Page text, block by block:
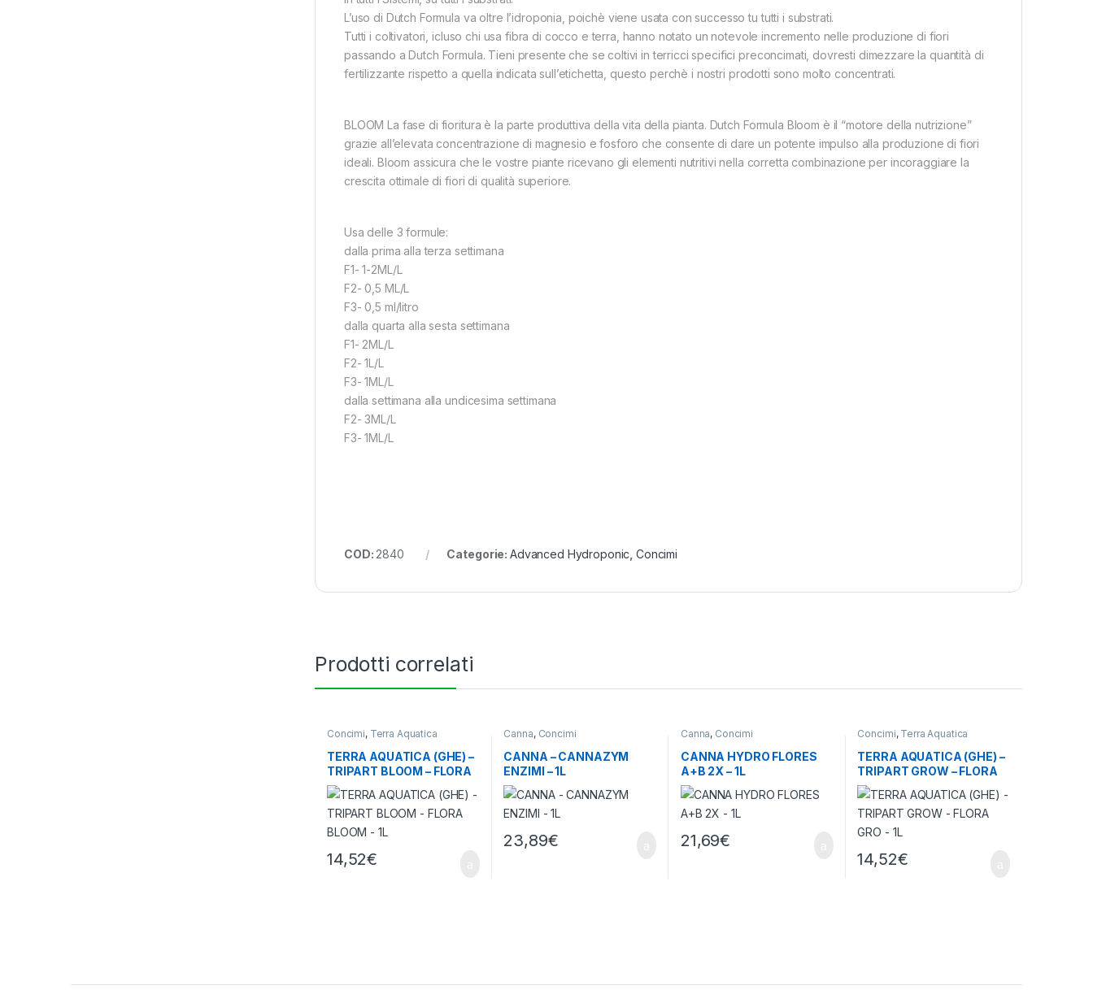
L’uso di Dutch Formula va oltre l’idroponia, poichè viene usata con successo tu tutti i substrati.
Tutti i coltivatori, icluso chi usa fibra di cocco e terra, hanno notato un notevole incremento nelle produzione di fiori
passando a Dutch Formula. Tieni presente che se coltivi in terricci specifici preconcimati, dovresti dimezzare la quantità di
fertilizzante rispetto a quella indicata sull’etichetta, questo perchè i nostri prodotti sono molto concentrati.
BLOOM La fase di fioritura è la parte produttiva della vita della pianta. Dutch Formula Bloom è il “motore della nutrizione”
grazie all’elevata concentrazione di magnesio e fosforo che consente di dare un potente impulso alla produzione di fiori
ideali. Bloom assicura che le vostre piante ricevano gli elementi nutritivi nella corretta combinazione per incoraggiare la
crescita ottimale di fiori di qualità superiore.
Usa delle 3 formule:
dalla prima alla terza settimana
F1- 1-2ML/L
F2- 0,5 ML/L
F3- 0,5 ml/litro
dalla quarta alla sesta settimana
F1- 2ML/L
F2- 1L/L
F3- 1ML/L
dalla settimana alla undicesima settimana
F2- 3ML/L
F3- 1ML/L
COD: 2840 Categorie: Advanced Hydroponic ,Concimi
Prodotti correlati
Concimi, Terra Aquatica
TERRA AQUATICA (GHE) –
TRIPART BLOOM – FLORA
BLOOM – 1L
14,52€
Canna, Concimi
CANNA – CANNAZYM
ENZIMI – 1L
23,89€
Canna, Concimi
CANNA HYDRO FLORES
A+B 2X – 1L
21,69€
Concimi, Terra Aquatica
TERRA AQUATICA (GHE) –
TRIPART GROW – FLORA
GRO – 1L
14,52€